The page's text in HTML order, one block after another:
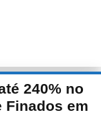
240% no
Finados em